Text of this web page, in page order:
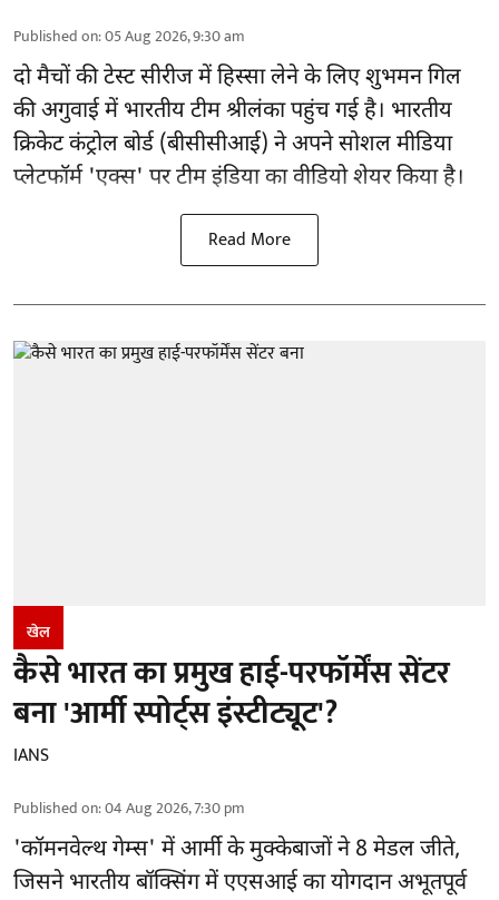
Published on:05 Aug 2026, 9:30 am
दो मैचों की टेस्ट सीरीज में हिस्सा लेने के लिए शुभमन गिल
की अगुवाई में भारतीय टीम श्रीलंका पहुंच गई है। भारतीय
क्रिकेट कंट्रोल बोर्ड (बीसीसीआई) ने अपने सोशल मीडिया
प्लेटफॉर्म 'एक्स' पर टीम इंडिया का वीडियो शेयर किया है।
Read More
खेल
कैसे भारत का प्रमुख हाई-परफॉर्मेंस सेंटर
बना 'आर्मी स्पोर्ट्स इंस्टीट्यूट'?
IANS
Published on:04 Aug 2026, 7:30 pm
'कॉमनवेल्थ गेम्स' में आर्मी के मुक्केबाजों ने 8 मेडल जीते,
जिसने भारतीय बॉक्सिंग में एएसआई का योगदान अभूतपूर्व